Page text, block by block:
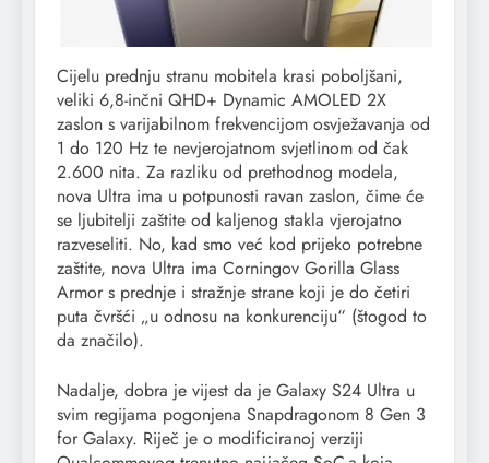
Cijelu prednju stranu mobitela krasi poboljšani,
veliki 6,8-inčni QHD+ Dynamic AMOLED 2X
zaslon s varijabilnom frekvencijom osvježavanja od
1 do 120 Hz te nevjerojatnom svjetlinom od čak
2.600 nita. Za razliku od prethodnog modela,
nova Ultra ima u potpunosti ravan zaslon, čime će
se ljubitelji zaštite od kaljenog stakla vjerojatno
razveseliti. No, kad smo već kod prijeko potrebne
zaštite, nova Ultra ima Corningov Gorilla Glass
Armor s prednje i stražnje strane koji je do četiri
puta čvršći „u odnosu na konkurenciju“ (štogod to
da značilo).
Nadalje, dobra je vijest da je Galaxy S24 Ultra u
svim regijama pogonjena Snapdragonom 8 Gen 3
for Galaxy. Riječ je o modificiranoj verziji